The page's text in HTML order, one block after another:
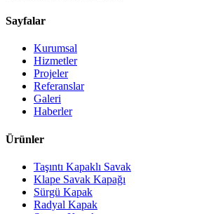
Sayfalar
Kurumsal
Hizmetler
Projeler
Referanslar
Galeri
Haberler
Ürünler
Taşıntı Kapaklı Savak
Klape Savak Kapağı
Sürgü Kapak
Radyal Kapak